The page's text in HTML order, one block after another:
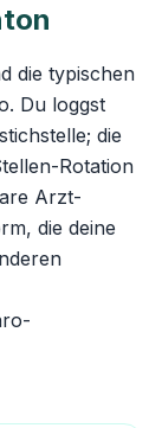
die typischen
Du loggst
die
Rotation
Arzt-
die deine